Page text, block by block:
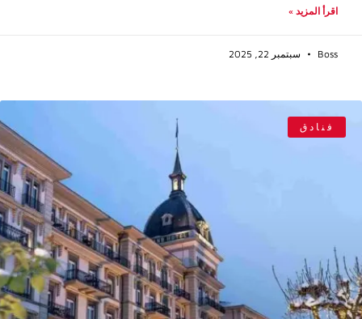
اقرأ المزيد »
Boss سبتمبر 22, 2025
فنادق